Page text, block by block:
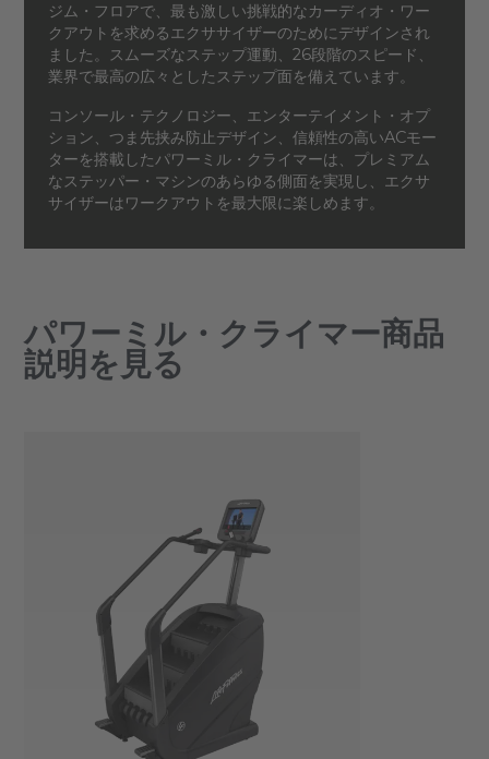
ジム・フロアで、最も激しい挑戦的なカーディオ・ワー
クアウトを求めるエクササイザーのためにデザインされ
ました。スムーズなステップ運動、26段階のスピード、
業界で最高の広々としたステップ面を備えています。
コンソール・テクノロジー、エンターテイメント・オプ
ション、つま先挟み防止デザイン、信頼性の高いACモー
ターを搭載したパワーミル・クライマーは、プレミアム
なステッパー・マシンのあらゆる側面を実現し、エクサ
サイザーはワークアウトを最大限に楽しめます。
パワーミル・クライマー商品
説明を見る